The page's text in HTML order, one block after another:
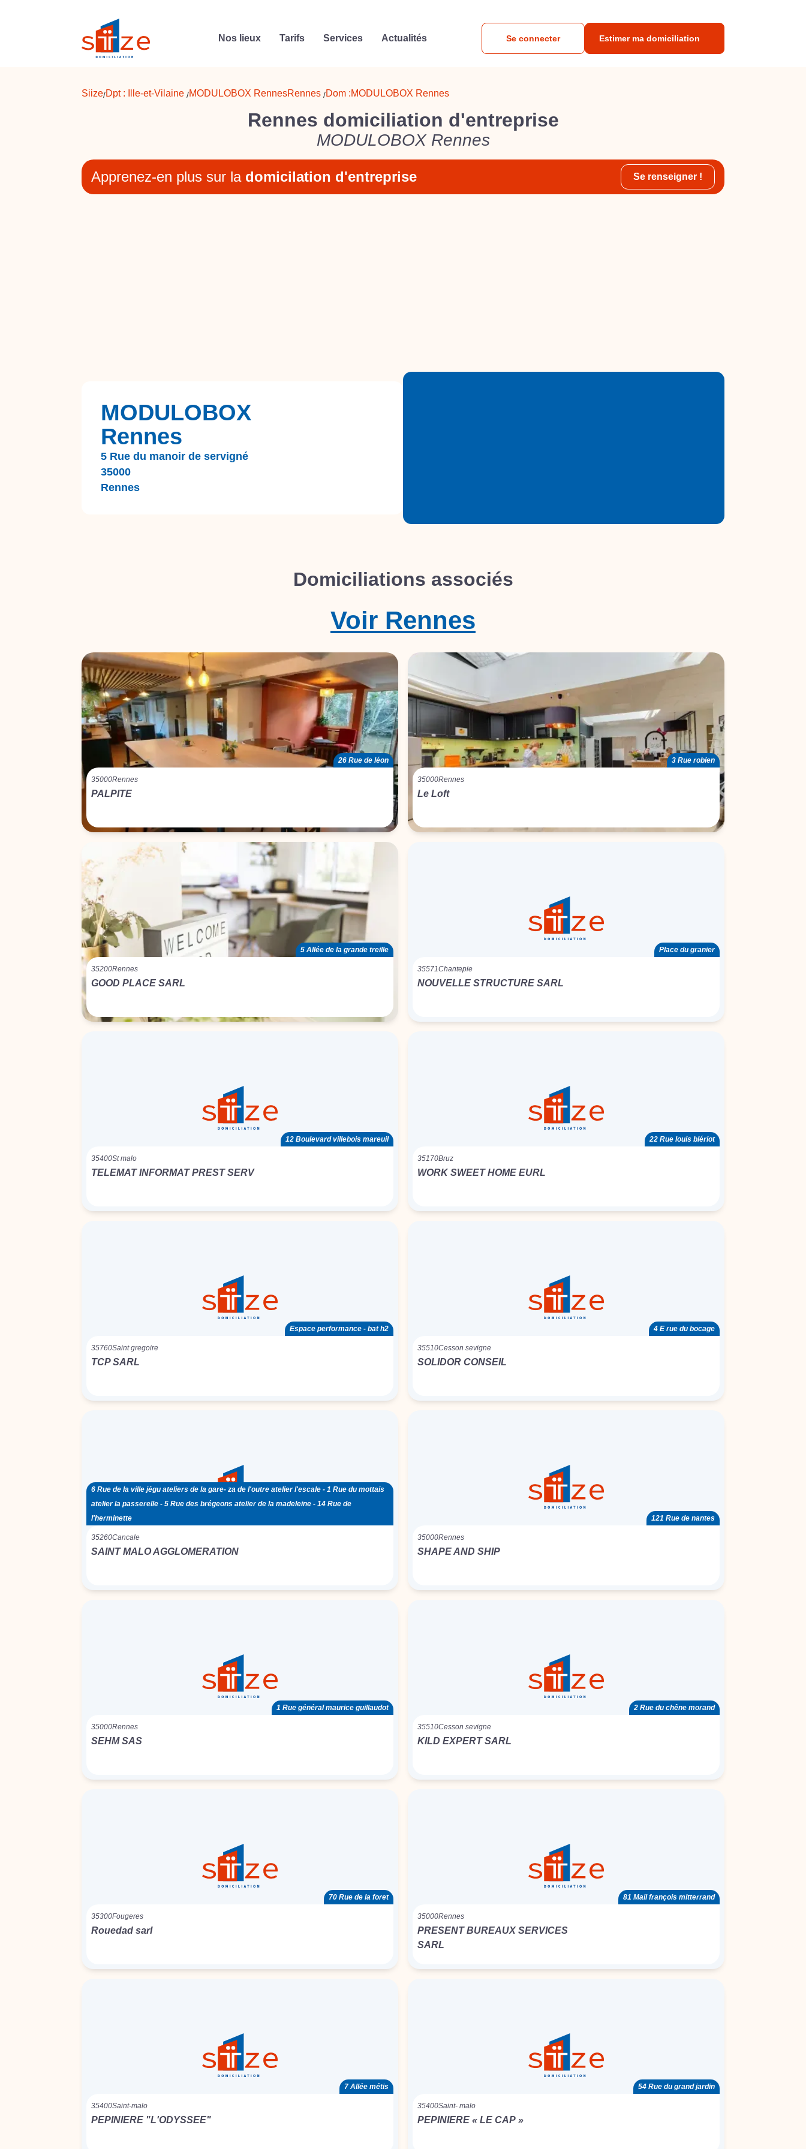
Nos lieux Tarifs Services Actualités Se connecter Estimer ma domiciliation
Siize/Dpt : Ille-et-Vilaine /MODULOBOX RennesRennes /Dom :MODULOBOX Rennes
Rennes domiciliation d'entreprise
MODULOBOX Rennes
Apprenez-en plus sur la domicilation d'entreprise Se renseigner !
MODULOBOX
Rennes
5 Rue du manoir de servigné
35000
Rennes
Domiciliations associés
Rennes
Voir
26 Rue de léon
35000Rennes
PALPITE
3 Rue robien
35000Rennes
Le Loft
5 Allée de la grande treille
35200Rennes
GOOD PLACE SARL
Place du granier
35571Chantepie
NOUVELLE STRUCTURE SARL
12 Boulevard villebois mareuil
35400St malo
TELEMAT INFORMAT PREST SERV
22 Rue louis blériot
35170Bruz
WORK SWEET HOME EURL
Espace performance - bat h2
35760Saint gregoire
TCP SARL
4 E rue du bocage
35510Cesson sevigne
SOLIDOR CONSEIL
6 Rue de la ville jégu ateliers de la gare- za de l'outre atelier l'escale - 1 Rue du mottais
atelier la passerelle - 5 Rue des brégeons atelier de la madeleine - 14 Rue de
l'herminette
35260Cancale
SAINT MALO AGGLOMERATION
121 Rue de nantes
35000Rennes
SHAPE AND SHIP
1 Rue général maurice guillaudot
35000Rennes
SEHM SAS
2 Rue du chêne morand
35510Cesson sevigne
KILD EXPERT SARL
70 Rue de la foret
35300Fougeres
Rouedad sarl
81 Mail françois mitterrand
35000Rennes
PRESENT BUREAUX SERVICES
SARL
7 Allée métis
35400Saint-malo
PEPINIERE "L'ODYSSEE"
54 Rue du grand jardin
35400Saint- malo
PEPINIERE « LE CAP »